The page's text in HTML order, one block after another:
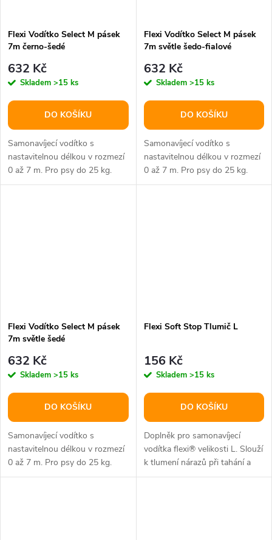
Flexi Vodítko Select M pásek
7m černo-šedé
632 Kč
Skladem >15 ks
DO KOŠÍKU
Samonavíjecí vodítko s
nastavitelnou délkou v rozmezí
0 až 7 m. Pro psy do 25 kg.
Flexi Vodítko Select M pásek
7m světle šedo-fialové
632 Kč
Skladem >15 ks
DO KOŠÍKU
Samonavíjecí vodítko s
nastavitelnou délkou v rozmezí
0 až 7 m. Pro psy do 25 kg.
Flexi Vodítko Select M pásek
7m světle šedé
632 Kč
Skladem >15 ks
DO KOŠÍKU
Samonavíjecí vodítko s
nastavitelnou délkou v rozmezí
0 až 7 m. Pro psy do 25 kg.
Flexi Soft Stop Tlumič L
156 Kč
Skladem >15 ks
DO KOŠÍKU
Doplněk pro samonavíjecí
vodítka flexi® velikosti L. Slouží
k tlumení nárazů při tahání a
prudkém zabrzdění.